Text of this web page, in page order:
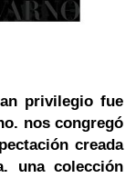
privilegio fue
. nos congregó
creada
una colección